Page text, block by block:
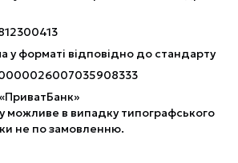
у форматі відповідно до стандарту
можливе в випадку типографського
не по замовленню.